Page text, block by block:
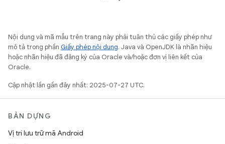
Nội dung và mã mẫu trên trang này phải tuân thủ các giấy phép như
mô tả trong phần Giấy phép nội dung. Java và OpenJDK là nhãn hiệu
hoặc nhãn hiệu đã đăng ký của Oracle và/hoặc đơn vị liên kết của
Oracle.
Cập nhật lần gần đây nhất: 2025-07-27 UTC.
BẢN DỰNG
Vị trí lưu trữ mã Android